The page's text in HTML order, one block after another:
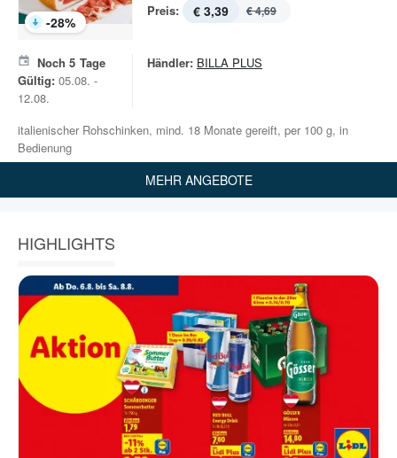
-28%
Preis: € 3,39 € 4,69
Noch 5 Tage
Gültig: 05.08. -
12.08.
Händler: BILLA PLUS
italienischer Rohschinken, mind. 18 Monate gereift, per 100 g, in
Bedienung
MEHR ANGEBOTE
HIGHLIGHTS